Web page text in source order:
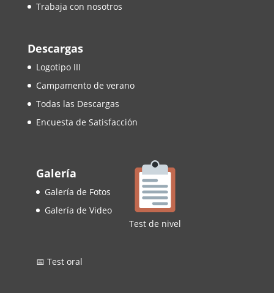
Trabaja con nosotros
Descargas
Logotipo III
Campamento de verano
Todas las Descargas
Encuesta de Satisfacción
Galería
Galería de Fotos
Galería de Video
Test de nivel
📅 Test oral